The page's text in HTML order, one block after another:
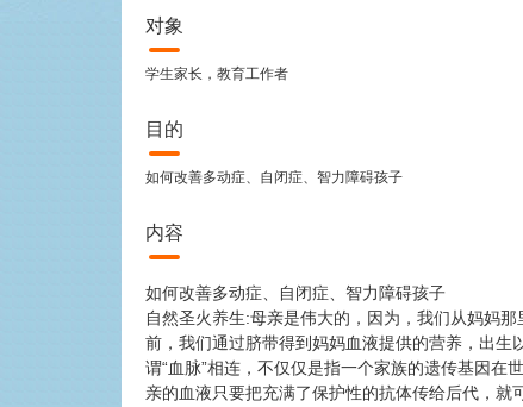
对象
学生家长，教育工作者
目的
如何改善多动症、自闭症、智力障碍孩子
内容
如何改善多动症、自闭症、智力障碍孩子
自然圣火养生:母亲是伟大的，因为，我们从妈妈
前，我们通过脐带得到妈妈血液提供的营养，出
谓“血脉”相连，不仅仅是指一个家族的遗传基因
亲的血液只要把充满了保护性的抗体传给后代，就